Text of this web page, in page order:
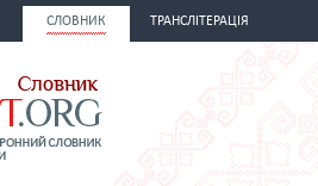
СЛОВНИК ТРАНСЛІТЕРАЦІЯ